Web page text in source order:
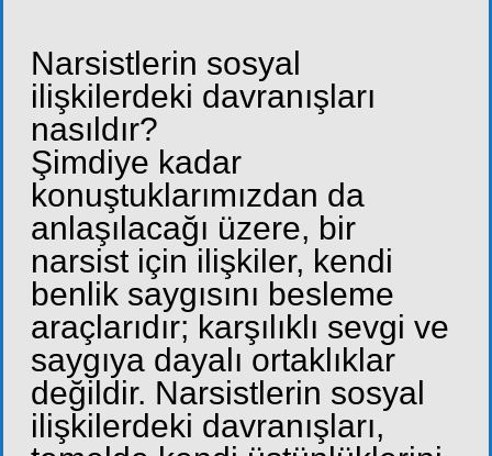
Narsistlerin sosyal
ilişkilerdeki davranışları
nasıldır?
Şimdiye kadar
konuştuklarımızdan da
anlaşılacağı üzere, bir
narsist için ilişkiler, kendi
benlik saygısını besleme
araçlarıdır; karşılıklı sevgi ve
saygıya dayalı ortaklıklar
değildir. Narsistlerin sosyal
ilişkilerdeki davranışları,